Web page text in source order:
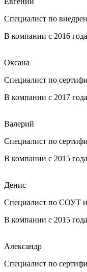
Специалист по
В компании с 2016
Оксана
Специалист по
В компании с 2017
Валерий
Специалист по
В компании с 2015
Денис
Специалист по СОУТ
В компании с 2015
Александр
Специалист по